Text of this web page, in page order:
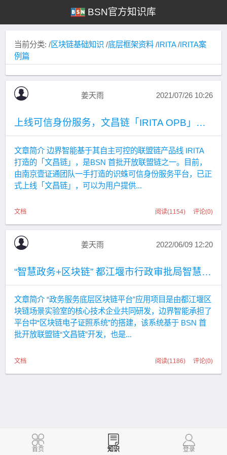
BSN官方知识库
首页 知识 登录
当前分类: /区块链基础知识 /底层框架资料/IRITA/IRITA案
例篇
姜天雨 2021/07/26 10:26
上线可信身份服务，文昌链「IRITA OPB」推动互联网司法转型升级
文章简介 边界智能基于其自主可控的联盟链产品线 IRITA
打造的「文昌链」，是BSN 首批开放联盟链之一。目前，
由南京壹证通团队一手打造的识蛛可信身份服务平台，已正
式上线「文昌链」，可以为用户提供...
文档 阅读(1154) 评论(0)
姜天雨 2022/06/09 12:20
“智慧政务+区块链” 都江堰市行政审批局智慧政务在 BSN 文昌链上线了
文章简介 “政务服务底层区块链平台”应用项目是由都江堰区
块链场景实验室的核心技术企业共同研发，边界智能承担了
平台中“区块链电子证照系统”的搭建，该系统基于 BSN 首
批开放联盟链“文昌链”开发，也是...
文档 阅读(1186) 评论(0)